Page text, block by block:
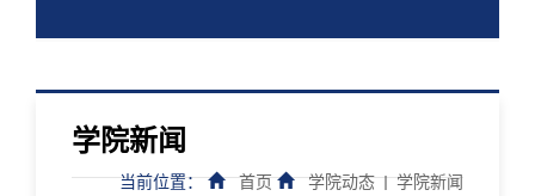
学院新闻
当前位置： 首页 学院动态 学院新闻